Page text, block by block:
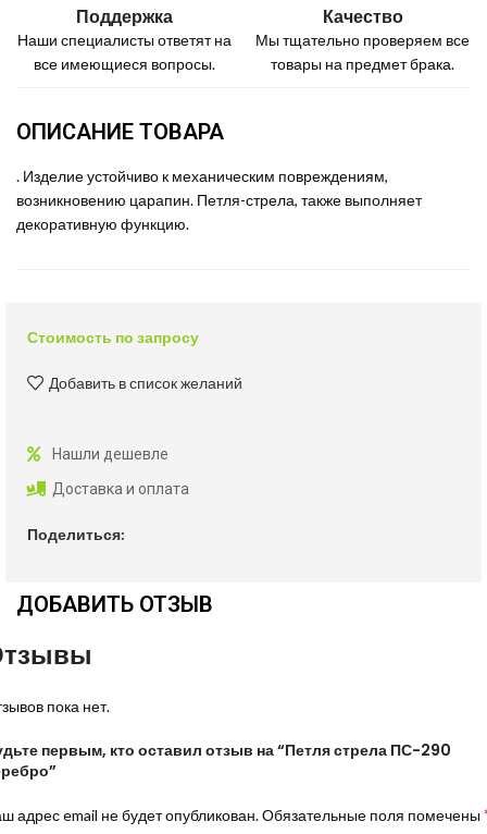
Поддержка
Наши специалисты ответят на
все имеющиеся вопросы.
Качество
Мы тщательно проверяем все
товары на предмет брака.
ОПИСАНИЕ ТОВАРА
. Изделие устойчиво к механическим повреждениям,
возникновению царапин. Петля-стрела, также выполняет
декоративную функцию.
Стоимость по запросу
Добавить в список желаний
Нашли дешевле
Доставка и оплата
Поделиться:
ДОБАВИТЬ ОТЗЫВ
пока нет.
первым, кто оставил отзыв на “Петля стрела ПС-290
адрес email не будет опубликован.Обязательные поля помечены